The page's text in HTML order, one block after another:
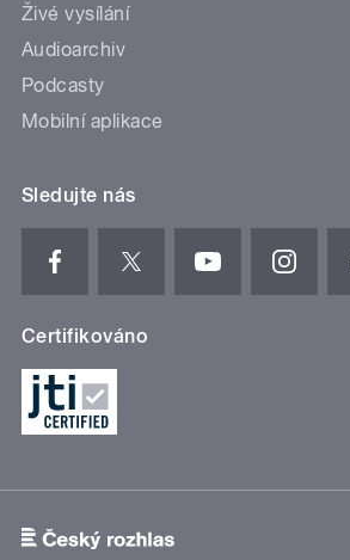
Živé vysílání
Audioarchiv
Podcasty
Mobilní aplikace
Sledujte nás
Certifikováno